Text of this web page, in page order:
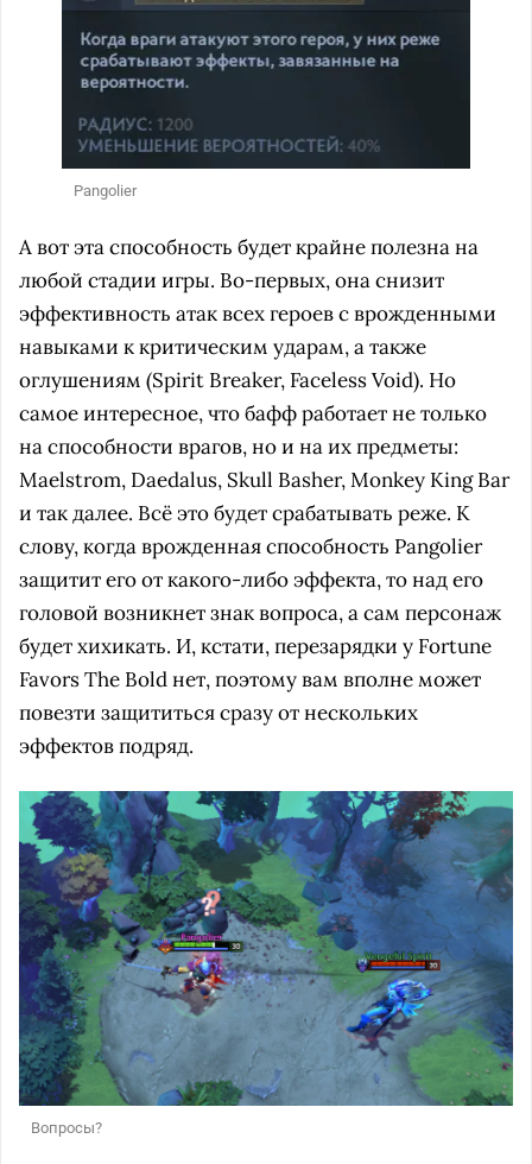
Pangolier
А вот эта способность будет крайне полезна на
любой стадии игры. Во-первых, она снизит
эффективность атак всех героев с врожденными
навыками к критическим ударам, а также
оглушениям (Spirit Breaker, Faceless Void). Но
самое интересное, что бафф работает не только
на способности врагов, но и на их предметы:
Maelstrom, Daedalus, Skull Basher, Monkey King Bar
и так далее. Всё это будет срабатывать реже. К
слову, когда врожденная способность Pangolier
защитит его от какого-либо эффекта, то над его
головой возникнет знак вопроса, а сам персонаж
будет хихикать. И, кстати, перезарядки у Fortune
Favors The Bold нет, поэтому вам вполне может
повезти защититься сразу от нескольких
эффектов подряд.
Вопросы?